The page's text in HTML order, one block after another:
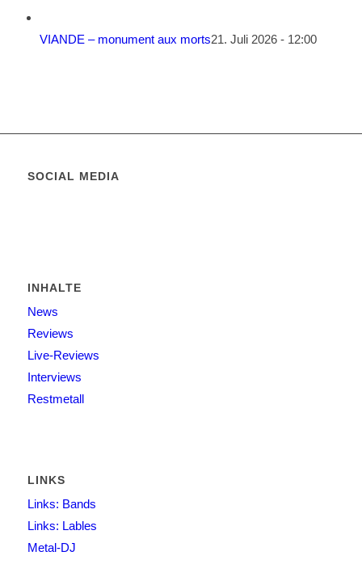
VIANDE – monument aux morts21. Juli 2026 - 12:00
SOCIAL MEDIA
INHALTE
News
Reviews
Live-Reviews
Interviews
Restmetall
LINKS
Links: Bands
Links: Lables
Metal-DJ